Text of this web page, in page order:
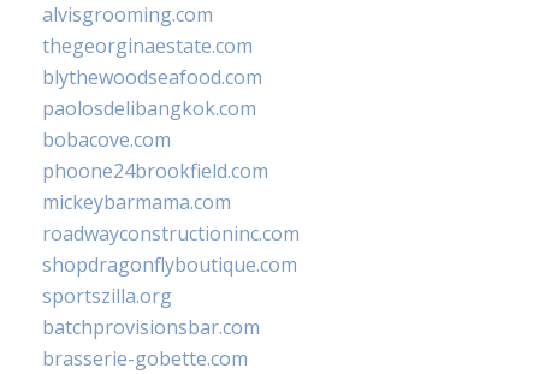
alvisgrooming.com
thegeorginaestate.com
blythewoodseafood.com
paolosdelibangkok.com
bobacove.com
phoone24brookfield.com
mickeybarmama.com
roadwayconstructioninc.com
shopdragonflyboutique.com
sportszilla.org
batchprovisionsbar.com
brasserie-gobette.com